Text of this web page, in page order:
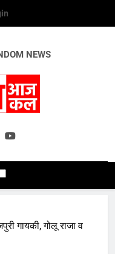
NEWS
Kal
गायकी, गोलू राजा व